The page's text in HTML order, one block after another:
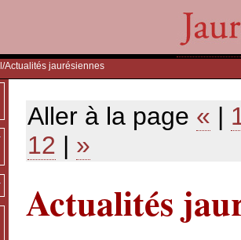
/Actualités jaurésiennes
Aller à la page « |
12 | »
Actualités